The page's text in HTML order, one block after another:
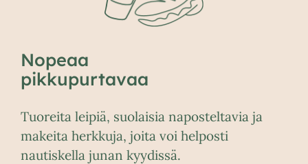
Nopeaa
pikkupurtavaa
Tuoreita leipiä, suolaisia naposteltavia ja
makeita herkkuja, joita voi helposti
nautiskella junan kyydissä.